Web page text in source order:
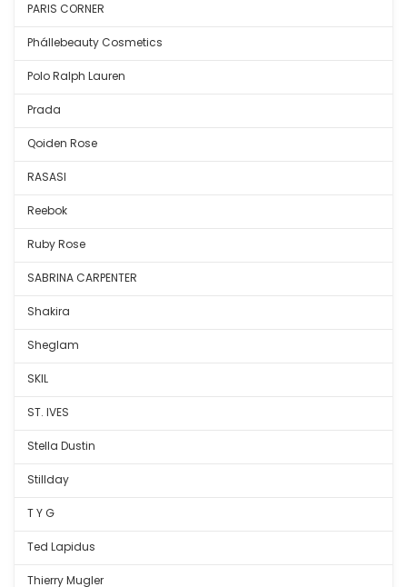
PARIS CORNER
Phállebeauty Cosmetics
Polo Ralph Lauren
Prada
Qoiden Rose
RASASI
Reebok
Ruby Rose
SABRINA CARPENTER
Shakira
Sheglam
SKIL
ST. IVES
Stella Dustin
Stillday
T Y G
Ted Lapidus
Thierry Mugler